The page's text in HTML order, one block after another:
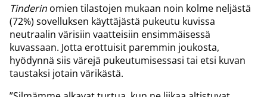
Tinderin omien tilastojen mukaan noin kolme neljästä
(72%) sovelluksen käyttäjästä pukeutu kuvissa
neutraalin värisiin vaatteisiin ensimmäisessä
kuvassaan. Jotta erottuisit paremmin joukosta,
hyödynnä siis värejä pukeutumisessasi tai etsi kuvan
taustaksi jotain värikästä.